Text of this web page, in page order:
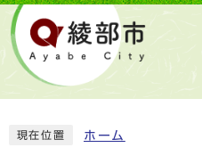
現在位置 ホーム